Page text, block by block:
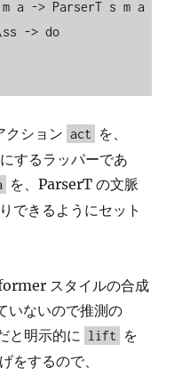
クション act
を、
するラッパーであ
を、ParserT の文脈
できるようにセット
スタイルの合成
いないので推測の
と明示的に lift
を
をするので、